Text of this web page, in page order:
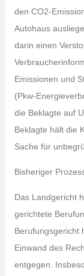
den CO2-
Autohaus
darin einen
Emissionen und
(Pkw-
die Beklagte auf
Beklagte hält die
Sache für
Bisheriger
Das Landgericht
gerichtete
Berufungsgericht
Einwand des
entgegen.